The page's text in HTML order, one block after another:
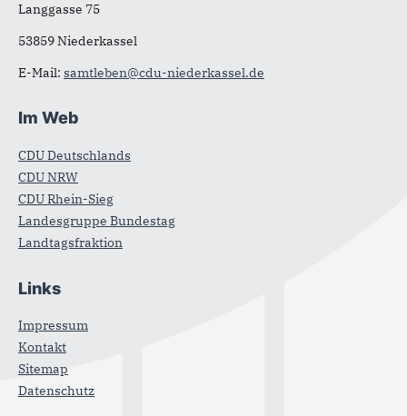
Langgasse 75
53859 Niederkassel
E-Mail: samtleben@cdu-niederkassel.de
Im Web
CDU Deutschlands
CDU NRW
CDU Rhein-Sieg
Landesgruppe Bundestag
Landtagsfraktion
Links
Impressum
Kontakt
Sitemap
Datenschutz